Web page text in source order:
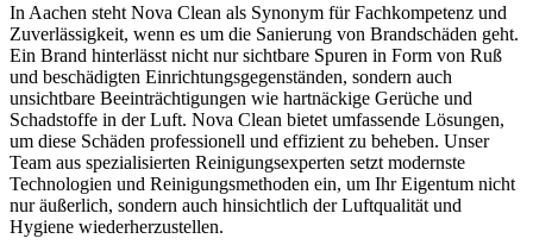
In Aachen steht Nova Clean als Synonym für Fachkompetenz und
Zuverlässigkeit, wenn es um die Sanierung von Brandschäden geht.
Ein Brand hinterlässt nicht nur sichtbare Spuren in Form von Ruß
und beschädigten Einrichtungsgegenständen, sondern auch
unsichtbare Beeinträchtigungen wie hartnäckige Gerüche und
Schadstoffe in der Luft. Nova Clean bietet umfassende Lösungen,
um diese Schäden professionell und effizient zu beheben. Unser
Team aus spezialisierten Reinigungsexperten setzt modernste
Technologien und Reinigungsmethoden ein, um Ihr Eigentum nicht
nur äußerlich, sondern auch hinsichtlich der Luftqualität und
Hygiene wiederherzustellen.